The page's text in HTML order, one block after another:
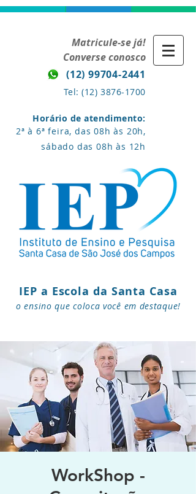
Matricule-se já!
Converse conosco
(12) 99704-2441
Tel:(12) 3876-1700
Horário de atendimento:
2ª à 6ª feira, das 08h às 20h,
sábado das 08h às 12h
IEP a Escola da Santa Casa
o ensino que coloca você em destaque!
WorkShop -